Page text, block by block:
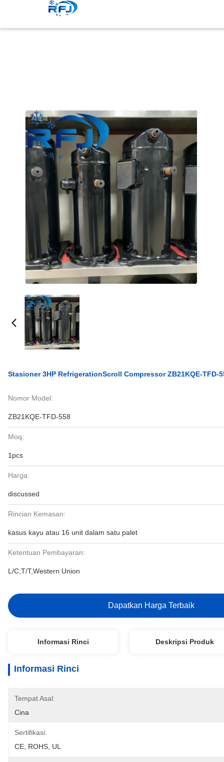
Stasioner 3HP RefrigerationScroll Compressor ZB21KQE-TFD-
Nomor Model:
ZB21KQE-TFD-558
Moq:
1pcs
Harga:
discussed
Rincian Kemasan:
kasus kayu atau 16 unit dalam satu palet
Ketentuan Pembayaran:
L/C,T/T,Western Union
Dapatkan Harga Terbaik
Informasi Rinci Deskripsi Produk
Informasi Rinci
Tempat Asal:
Cina
Sertifikasi:
CE, ROHS, UL